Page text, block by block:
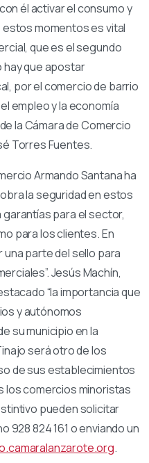
él activar el consumo y
estos momentos es vital
que es el segundo
hay que apostar
por el comercio de barrio
empleo y la economía
la Cámara de Comercio
Torres Fuentes.
Armando Santana ha
la seguridad en estos
para el sector,
para los clientes. En
parte del sello para
Jesús Machín,
“la importancia que
y autónomos
su municipio en la
será otro de los
de sus establecimientos
los comercios minoristas
pueden solicitar
928 824 161 o enviando un
.